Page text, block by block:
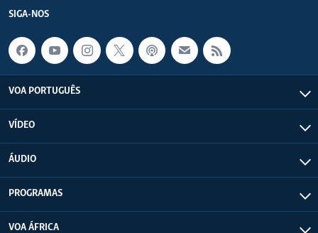
SIGA-NOS
VOA PORTUGUÊS
VÍDEO
ÁUDIO
PROGRAMAS
VOA ÁFRICA